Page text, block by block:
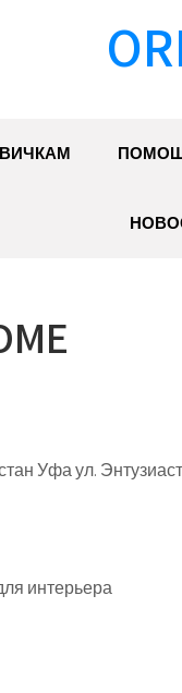
Уфа ул.
интерьера